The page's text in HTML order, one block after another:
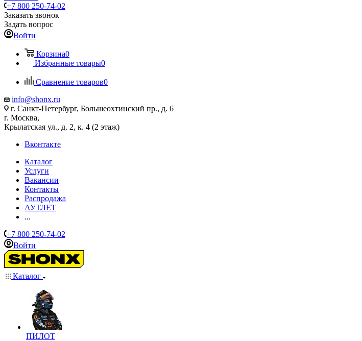
+7 800 250-74-02
Заказать звонок
Задать вопрос
Войти
Корзина0
Избранные товары0
Сравнение товаров0
info@shonx.ru
г. Санкт-Петербург, Большеохтинский пр., д. 6
г. Москва,
Крылатская ул., д. 2, к. 4 (2 этаж)
Вконтакте
Каталог
Услуги
Вакансии
Контакты
Распродажа
АУТЛЕТ
...
+7 800 250-74-02
Войти
Каталог
ПИЛОТ